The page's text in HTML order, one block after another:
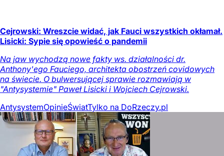
Cejrowski: Wreszcie widać, jak Fauci wszystkich okłamał.
Lisicki: Sypie się opowieść o pandemii
Na jaw wychodzą nowe fakty ws. działalności dr.
Anthony'ego Fauciego, architekta obostrzeń covidowych
na świecie. O bulwersującej sprawie rozmawiają w
"Antysystemie" Paweł Lisicki i Wojciech Cejrowski.
AntysystemOpinieŚwiatTylko na DoRzeczy.pl